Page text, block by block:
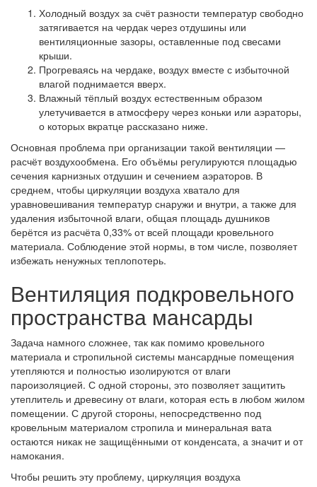
Холодный воздух за счёт разности температур свободно
затягивается на чердак через отдушины или
вентиляционные зазоры, оставленные под свесами
крыши.
Прогреваясь на чердаке, воздух вместе с избыточной
влагой поднимается вверх.
Влажный тёплый воздух естественным образом
улетучивается в атмосферу через коньки или аэраторы,
о которых вкратце рассказано ниже.
Основная проблема при организации такой вентиляции —
расчёт воздухообмена. Его объёмы регулируются площадью
сечения карнизных отдушин и сечением аэраторов. В
среднем, чтобы циркуляции воздуха хватало для
уравновешивания температур снаружи и внутри, а также для
удаления избыточной влаги, общая площадь душников
берётся из расчёта 0,33% от всей площади кровельного
материала. Соблюдение этой нормы, в том числе, позволяет
избежать ненужных теплопотерь.
Вентиляция подкровельного
пространства мансарды
Задача намного сложнее, так как помимо кровельного
материала и стропильной системы мансардные помещения
утепляются и полностью изолируются от влаги
пароизоляцией. С одной стороны, это позволяет защитить
утеплитель и древесину от влаги, которая есть в любом жилом
помещении. С другой стороны, непосредственно под
кровельным материалом стропила и минеральная вата
остаются никак не защищёнными от конденсата, а значит и от
намокания.
Чтобы решить эту проблему, циркуляция воздуха